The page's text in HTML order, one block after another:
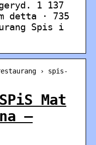
1 137
detta · 735
Spis i
› spis-
Mat
–